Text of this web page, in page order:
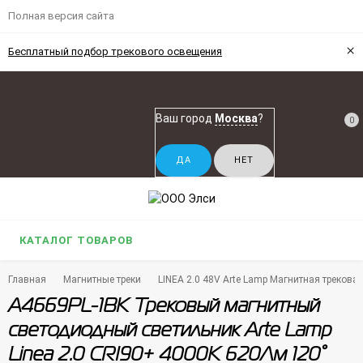
Полная версия сайта
Бесплатный подбор трекового освещения ×
Ваш город Москва? 0
КАТАЛОГ ТОВАРОВ
Главная Магнитные треки LINEA 2.0 48V Arte Lamp Магнитная
A4669PL-1BK Трековый магнитный
светодиодный светильник Arte Lamp
Linea 2.0 CRI90+ 4000К 620Лм 120°